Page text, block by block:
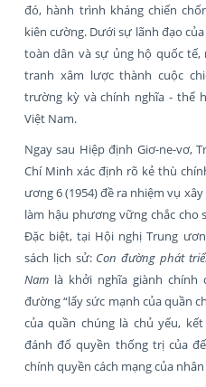
đó, hành trình kháng chiến
kiên cường. Dưới sự lãnh đạo
toàn dân và sự ủng hộ quốc tế,
tranh xâm lược thành cuộc
trường kỳ và chính nghĩa - thể
Việt Nam.
Ngay sau Hiệp định Giơ-ne-vơ,
Chí Minh xác định rõ kẻ thù
ương 6 (1954) đề ra nhiệm vụ
làm hậu phương vững chắc cho
Đặc biệt, tại Hội nghị Trung
sách lịch sử: Con đường phát
Nam là khởi nghĩa giành chính
đường “lấy sức mạnh của quần
của quần chúng là chủ yếu,
đánh đổ quyền thống trị của
chính quyền cách mạng của nhân